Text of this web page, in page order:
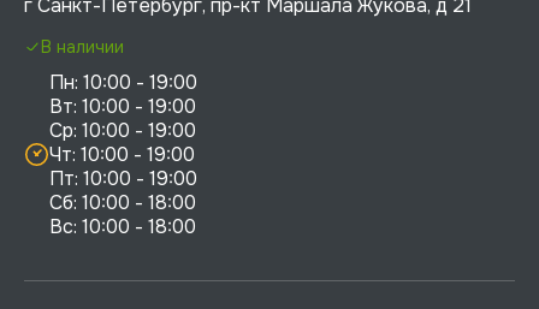
г Санкт-Петербург, пр-кт Маршала Жукова, д 21
Пн: 10:00 - 19:00
Вт: 10:00 - 19:00
Ср: 10:00 - 19:00
Чт: 10:00 - 19:00
Пт: 10:00 - 19:00
Сб: 10:00 - 18:00
В наличии